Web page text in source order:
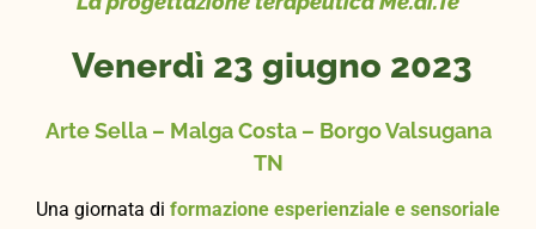
Venerdì 23 giugno 2023
Arte Sella – Malga Costa – Borgo Valsugana
TN
Una giornata di formazione esperienziale e sensoriale